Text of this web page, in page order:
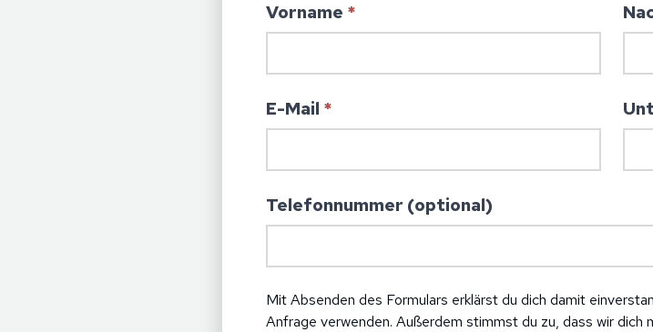
Vorname *
E-Mail *
Telefonnummer (optional)
Mit Absenden des Formulars erklärst du dich damit
Anfrage verwenden. Außerdem stimmst du zu, dass wir dich